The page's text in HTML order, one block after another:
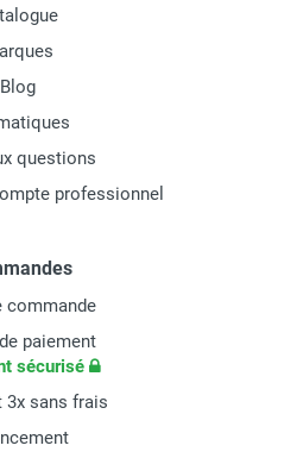
Blog
questions
professionnel
commande
paiement
sécurisé
3x sans frais